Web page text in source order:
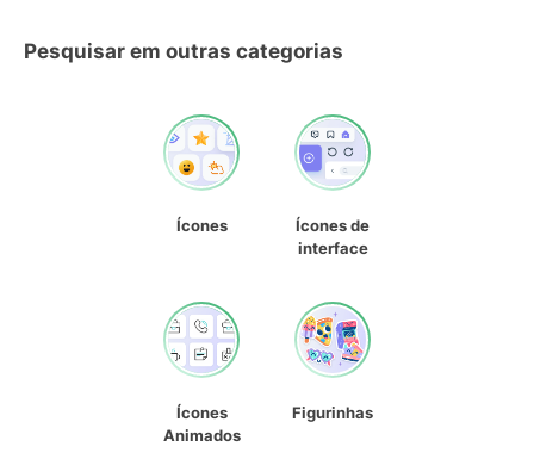
Pesquisar em outras categorias
Ícones
Ícones de
interface
Ícones
Animados
Figurinhas